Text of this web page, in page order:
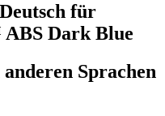
für
Dark Blue
Sprachen